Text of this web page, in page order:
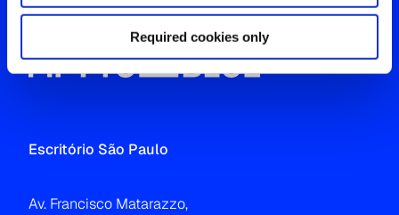
Required cookies only
Escritório São Paulo
Av. Francisco Matarazzo,